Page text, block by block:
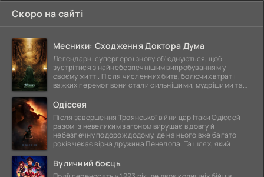
Скоро на сайті
Месники: Сходження Доктора Дума
Легендарні супергерої знову об'єднуються, щоб
зустрітися з найнебезпечнішим випробуванням у
своєму житті. Після численних битв, болючих втрат і
важких перемог вони стали сильнішими, мудрішими та
Одіссея
Після завершення Троянської війни цар Ітаки Одіссей
разом із невеликим загоном вирушає в довгу й
небезпечну подорож додому, де на нього вже багато
років чекає вірна дружина Пенелопа. Та шлях, який
Вуличний боєць